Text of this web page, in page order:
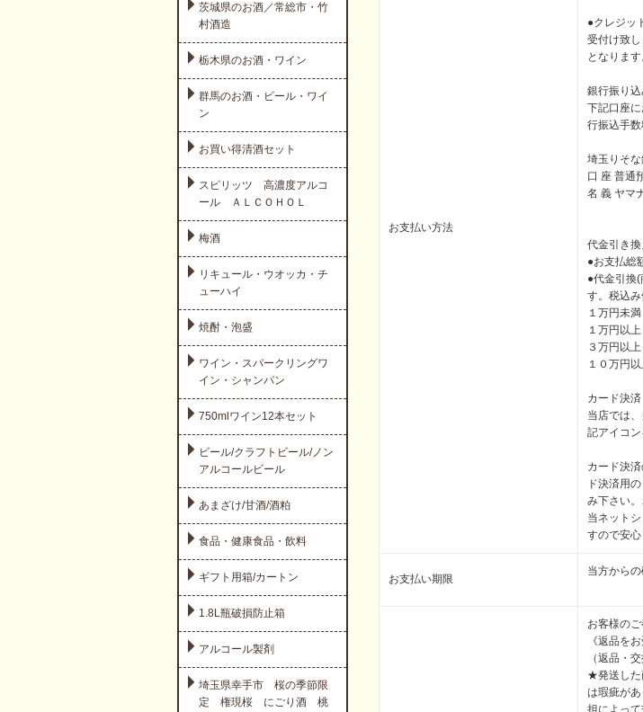
茨城県のお酒／常総市・竹
村酒造
栃木県のお酒・ワイン
群馬のお酒・ビール・ワイ
ン
お買い得清酒セット
スピリッツ 高濃度アルコ
ール ＡＬＣＯＨＯＬ
梅酒
リキュール・ウオッカ・チ
ューハイ
焼酎・泡盛
ワイン・スパークリングワ
イン・シャンパン
750mlワイン12本セット
ビール/クラフトビール/ノン
アルコールビール
あまざけ/甘酒/酒粕
食品・健康食品・飲料
ギフト用箱/カートン
1.8L瓶破損防止箱
アルコール製剤
埼玉県幸手市 桜の季節限
定 権現桜 にごり酒 桃
お支払い方法
●クレジッ
受付け致
となります
銀行振り込
下記口座
行振込手数
埼玉りそ
口 座 普
名 義 ヤ
番
代金引き換
●お支払総
●代金引換
す。税込み
１万
１万円
３万円以
１０万円
カード決済
当店では
記アイコ
カード決
ド決済用
み下さい
当ネット
すので安心
お支払い期限
当方から
お客様の
《返品を
（返品・
★発送した
は瑕疵が
担によって